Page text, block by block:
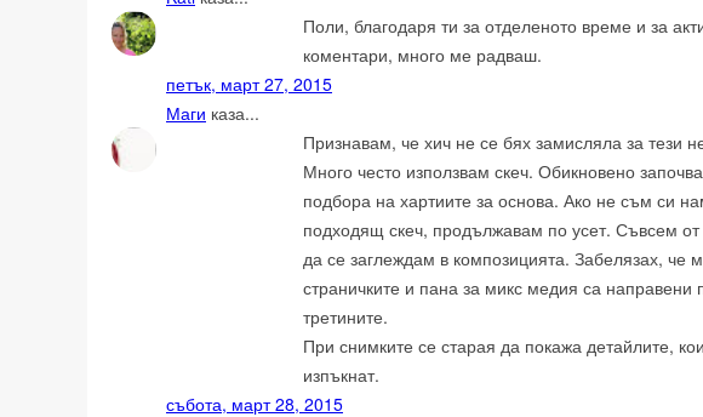
Поли, благодаря ти за отделеното време и за
коментари, много ме радваш.
петък, март 27, 2015
Маги каза...
Признавам, че хич не се бях замисляла за тези
Много често използвам скеч. Обикновено
подбора на хартиите за основа. Ако не съм си
подходящ скеч, продължавам по усет. Съвсем от
да се заглеждам в композицията. Забелязах, че
страничките и пана за микс медия са направени
третините.
При снимките се старая да покажа детайлите,
изпъкнат.
събота, март 28, 2015